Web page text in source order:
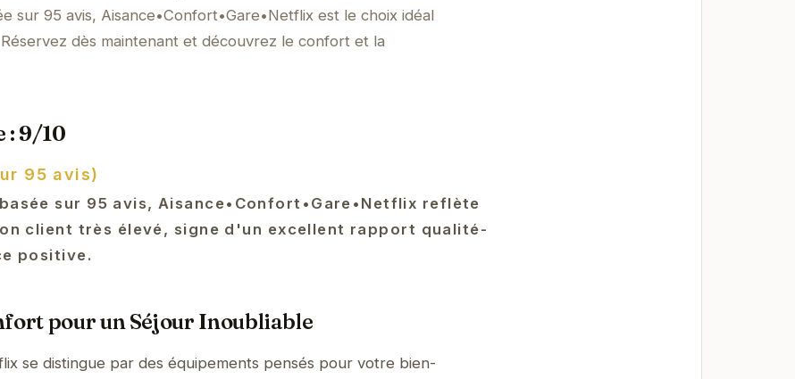
sur 95 avis, Aisance•Confort•Gare•Netflix est le choix idéal
dès maintenant et découvrez le confort et la
: 9/10
95 avis)
sur 95 avis, Aisance•Confort•Gare•Netflix reflète
client très élevé, signe d'un excellent rapport qualité-
positive.
pour un Séjour Inoubliable
se distingue par des équipements pensés pour votre bien-